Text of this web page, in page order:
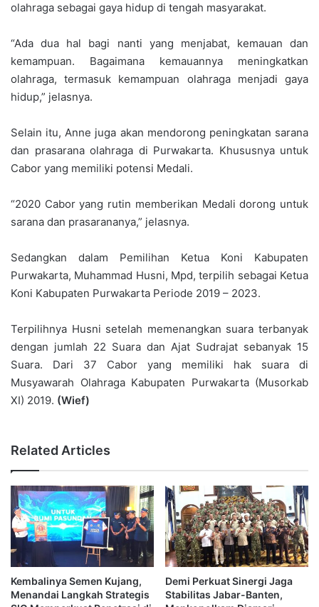
olahraga sebagai gaya hidup di tengah masyarakat.
“Ada dua hal bagi nanti yang menjabat, kemauan dan
kemampuan. Bagaimana kemauannya meningkatkan
olahraga, termasuk kemampuan olahraga menjadi gaya
hidup,” jelasnya.
Selain itu, Anne juga akan mendorong peningkatan sarana
dan prasarana olahraga di Purwakarta. Khususnya untuk
Cabor yang memiliki potensi Medali.
“2020 Cabor yang rutin memberikan Medali dorong untuk
sarana dan prasarananya,” jelasnya.
Sedangkan dalam Pemilihan Ketua Koni Kabupaten
Purwakarta, Muhammad Husni, Mpd, terpilih sebagai Ketua
Koni Kabupaten Purwakarta Periode 2019 – 2023.
Terpilihnya Husni setelah memenangkan suara terbanyak
dengan jumlah 22 Suara dan Ajat Sudrajat sebanyak 15
Suara. Dari 37 Cabor yang memiliki hak suara di
Musyawarah Olahraga Kabupaten Purwakarta (Musorkab
XI) 2019. (Wief)
Related Articles
Kembalinya Semen Kujang,
Menandai Langkah Strategis
Demi Perkuat Sinergi Jaga
Stabilitas Jabar-Banten,